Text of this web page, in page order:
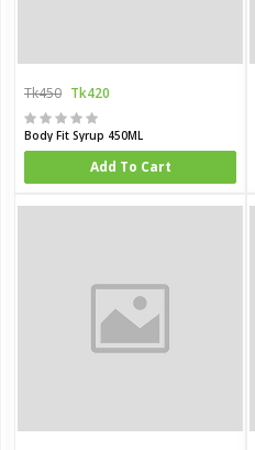
Tk450 Tk420
Body Fit Syrup 450ML
Add To Cart